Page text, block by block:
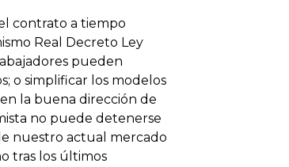
contrato a tiempo
Real Decreto Ley
pueden
o simplificar los modelos
la buena dirección de
no puede detenerse
nuestro actual mercado
tras los últimos